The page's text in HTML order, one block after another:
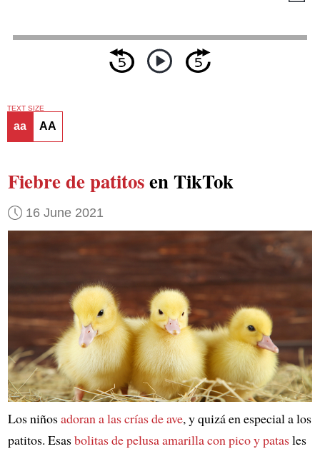
TEXT SIZE
aa AA
Fiebre de patitosen TikTok
16 June 2021
Los niñosadoran a las crías de ave, y quizá en especial a los
patitos. Esasbolitas de pelusa amarilla con pico y patasles